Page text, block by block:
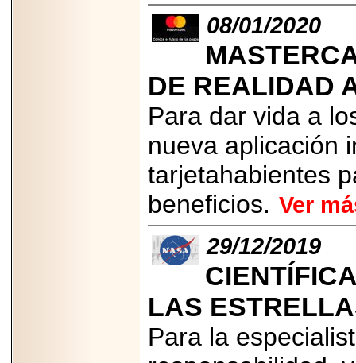
08/01/2020
DE REALIDAD
Para dar vida a
nueva aplicación
tarjetahabientes
beneficios. Ver
29/12/2019
LAS
Para la